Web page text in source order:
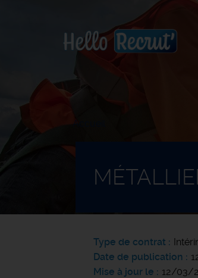
Accueil
Type de contrat
Date de publication
Mise à jour le
12/03/